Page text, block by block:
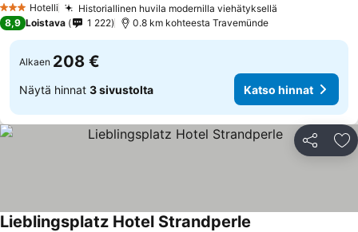
3 Tähtiluokitus
Hotelli
Historiallinen huvila modernilla viehätyksellä
8,9 Loistava 1 222 0.8 km kohteesta Travemünde
Alkaen 208 €
Näytä hinnat 3 sivustolta Katso hinnat
Jaa
Lieblingsplatz Hotel Strandperle